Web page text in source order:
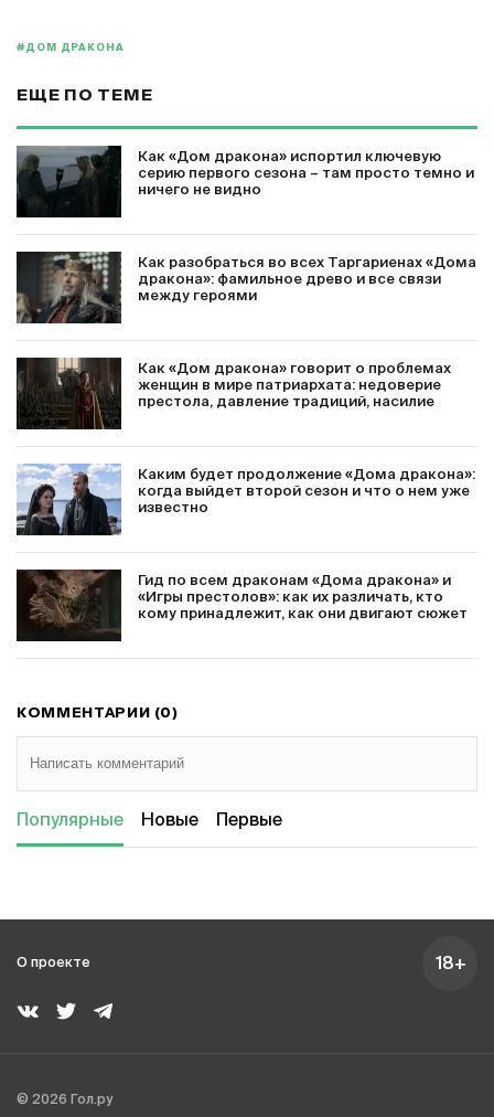
#ДОМ ДРАКОНА
ЕЩЕ ПО ТЕМЕ
Как «Дом дракона» испортил ключевую
серию первого сезона – там просто темно и
ничего не видно
Как разобраться во всех Таргариенах «Дома
дракона»: фамильное древо и все связи
между героями
Как «Дом дракона» говорит о проблемах
женщин в мире патриархата: недоверие
престола, давление традиций, насилие
Каким будет продолжение «Дома дракона»:
когда выйдет второй сезон и что о нем уже
известно
Гид по всем драконам «Дома дракона» и
«Игры престолов»: как их различать, кто
кому принадлежит, как они двигают сюжет
КОММЕНТАРИИ (0)
Популярные Новые Первые
О проекте 18+
© 2026 Гол.ру